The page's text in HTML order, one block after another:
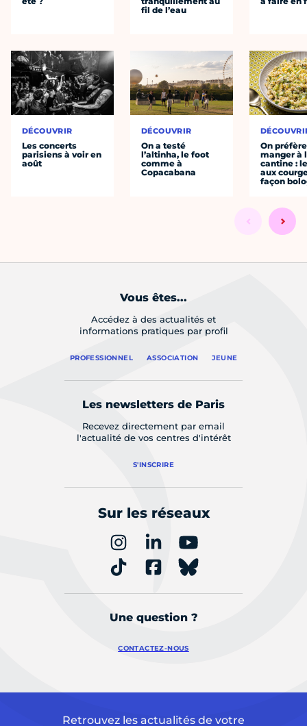
DÉCOUVRIR
Les concerts
parisiens à voir en
août
fil de l’eau
DÉCOUVRIR
On a testé
l’altinha, le foot
comme à
Copacabana
On préfère
manger à
cantine :
aux
façon
Vous êtes...
Accédez à des actualités et
informations pratiques par profil
PROFESSIONNEL ASSOCIATION JEUNE
Les newsletters de Paris
Recevez directement par email
l'actualité de vos centres d'intérêt
S'INSCRIRE
Sur les réseaux
Une question ?
CONTACTEZ-NOUS
Retrouvez les actualités de votre